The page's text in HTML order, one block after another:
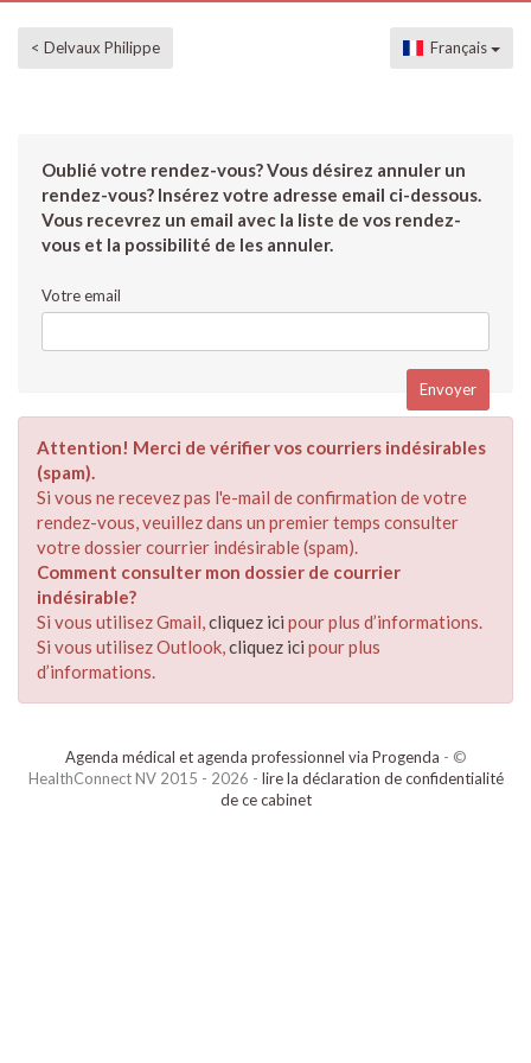
< Delvaux Philippe Français
Oublié votre rendez-vous? Vous désirez annuler un
rendez-vous? Insérez votre adresse email ci-dessous.
Vous recevrez un email avec la liste de vos rendez-
vous et la possibilité de les annuler.
Votre email
Attention! Merci de vérifier vos courriers indésirables
(spam).
Si vous ne recevez pas l'e-mail de confirmation de votre
rendez-vous, veuillez dans un premier temps consulter
votre dossier courrier indésirable (spam).
Comment consulter mon dossier de courrier
indésirable?
Si vous utilisez Gmail,cliquez ici pour plus d’informations.
Si vous utilisez Outlook,cliquez ici pour plus
d’informations.
Agenda médical et agenda professionnel via Progenda - ©
HealthConnect NV 2015 - 2026 - lire la déclaration de confidentialité
de ce cabinet